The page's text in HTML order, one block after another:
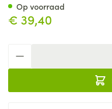
€ 39,40
Op voorraad